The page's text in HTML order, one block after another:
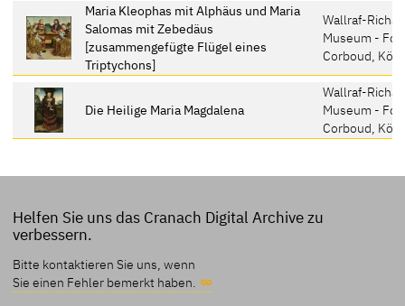
Maria Kleophas mit Alphäus und Maria
Salomas mit Zebedäus
[zusammengefügte Flügel eines
Triptychons]
Wallraf-
Museum -
Corboud, Köln
Die Heilige Maria Magdalena
Wallraf-
Museum -
Corboud, Köln
Helfen Sie uns das Cranach Digital Archive zu
verbessern.
Bitte kontaktieren Sie uns, wenn
Sie einen Fehler bemerkt haben.